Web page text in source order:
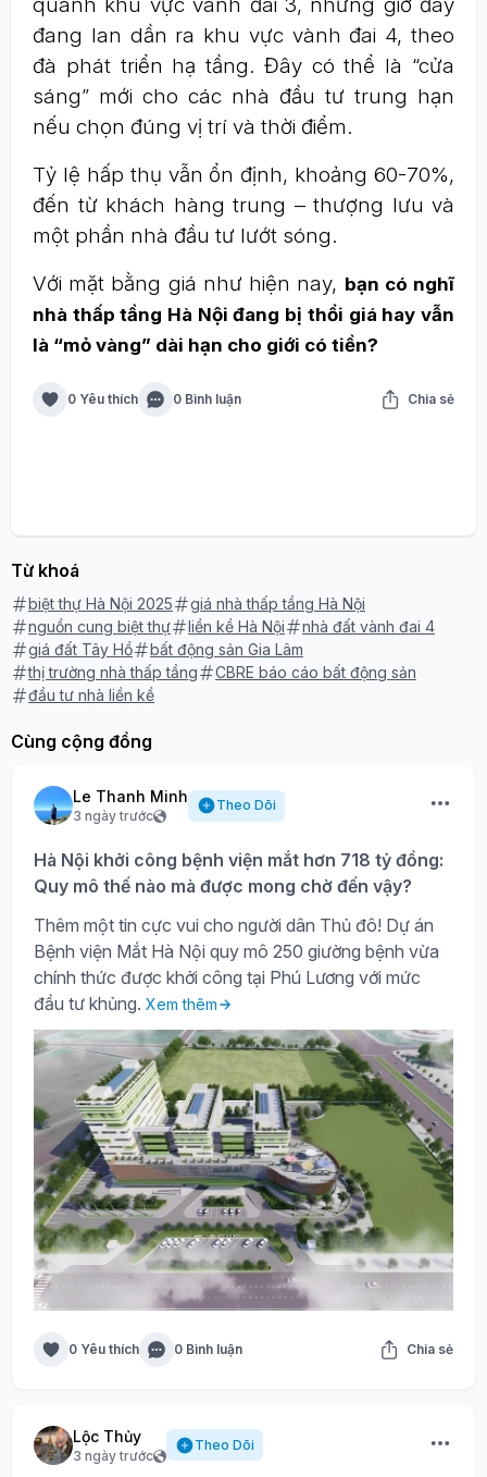
quanh khu vực vành đai 3, nhưng giờ đây
đang lan dần ra khu vực vành đai 4, theo
đà phát triển hạ tầng. Đây có thể là “cửa
sáng” mới cho các nhà đầu tư trung hạn
nếu chọn đúng vị trí và thời điểm.
Tỷ lệ hấp thụ vẫn ổn định, khoảng 60-70%,
đến từ khách hàng trung – thượng lưu và
một phần nhà đầu tư lướt sóng.
Với mặt bằng giá như hiện nay, bạn có nghĩ
nhà thấp tầng Hà Nội đang bị thổi giá hay vẫn
là “mỏ vàng” dài hạn cho giới có tiền?
0 Yêu thích 0 Bình luận Chia sẻ
Từ khoá
biệt thự Hà Nội 2025
giá nhà thấp tầng Hà Nội
nguồn cung biệt thự
liền kề Hà Nội
nhà đất vành đai 4
giá đất Tây Hồ
bất động sản Gia Lâm
thị trường nhà thấp tầng
CBRE báo cáo bất động sản
đầu tư nhà liền kề
Cùng cộng đồng
Le Thanh Minh
3 ngày trước
Theo Dõi
Hà Nội khởi công bệnh viện mắt hơn 718 tỷ đồng:
Quy mô thế nào mà được mong chờ đến vậy?
Thêm một tin cực vui cho người dân Thủ đô! Dự án
Bệnh viện Mắt Hà Nội quy mô 250 giường bệnh vừa
chính thức được khởi công tại Phú Lương với mức
đầu tư khủng. Xem thêm
0 Yêu thích 0 Bình luận Chia sẻ
Lộc Thủy
3 ngày trước
Theo Dõi